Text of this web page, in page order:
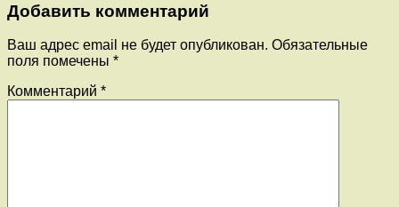
Добавить комментарий
Ваш адрес email не будет опубликован. Обязательные
поля помечены *
Комментарий *